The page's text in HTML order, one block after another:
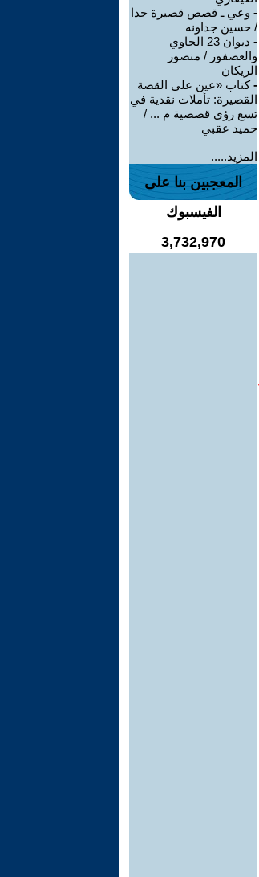
- وعي ـ قصص قصيرة جدا
/ حسين جداونه
-
ديوان 23 الحاوي
والعصفور / منصور
الريكان
-كتاب «عين على القصة
القصيرة: تأملات نقدية في
تسع رؤى قصصية م ... /
حميد عقبي
المزيد.....
المعجبين بنا على
الفيسبوك
3,732,970